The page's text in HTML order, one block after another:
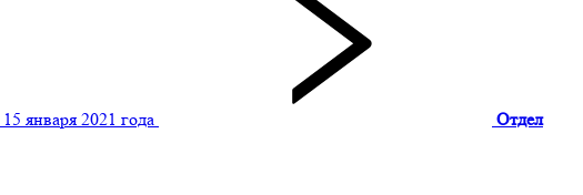
15 января 2021 года Отдел